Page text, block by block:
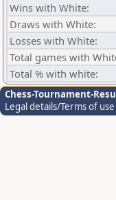
Wins with White:
Draws with White:
Losses with White:
Total games with
Total % with white:
Chess-Tournament-
Legal details/Terms of use